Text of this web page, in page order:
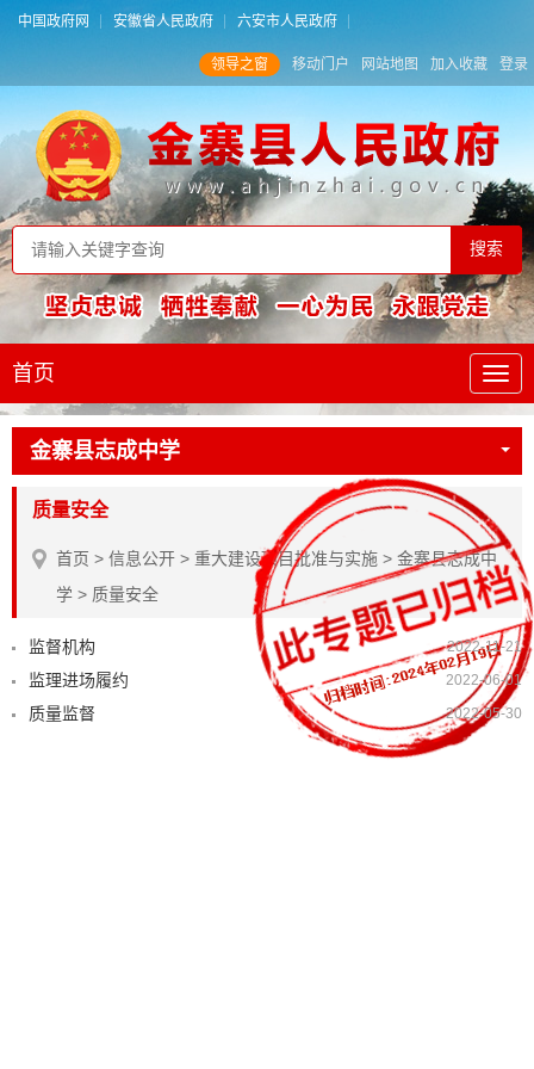
中国政府网 安徽省人民政府 六安市人民政府
领导之窗 移动门户 网站地图 加入收藏 登录
首页
金寨县志成中学
质量安全
首页 > 信息公开 > 重大建设项目批准与实施 > 金寨县志成中
学 > 质量安全
监督机构 2022-11-21
监理进场履约 2022-06-01
质量监督 2022-05-30